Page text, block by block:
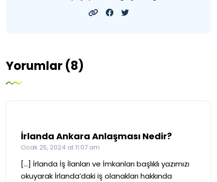
Yorumlar (8)
İrlanda Ankara Anlaşması Nedir?
Ocak 25, 2024 at 11:07 am
[…] İrlanda İş İlanları ve İmkanları başlıklı yazımızı
okuyarak İrlanda’daki iş olanakları hakkında